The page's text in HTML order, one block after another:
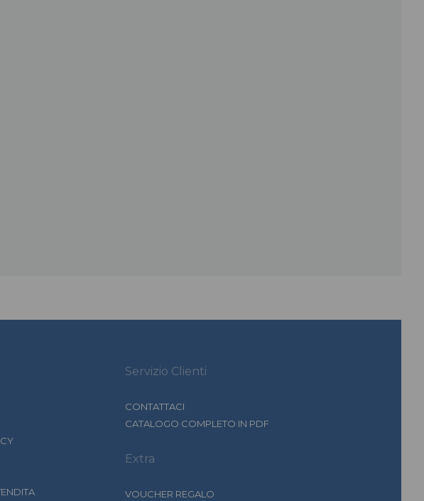
Servizio Clienti
CONTATTACI
CATALOGO COMPLETO IN PDF
Extra
VOUCHER REGALO